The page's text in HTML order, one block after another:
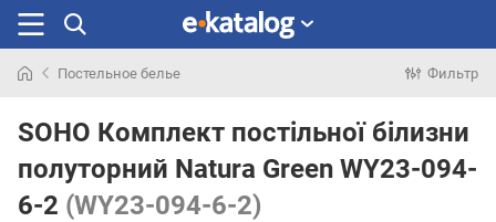
раньше
Постельное белье Фильтр
SOHO Комплект постільної білизни
полуторний Natura Green WY23-094-
6-2 (WY23-094-6-2)